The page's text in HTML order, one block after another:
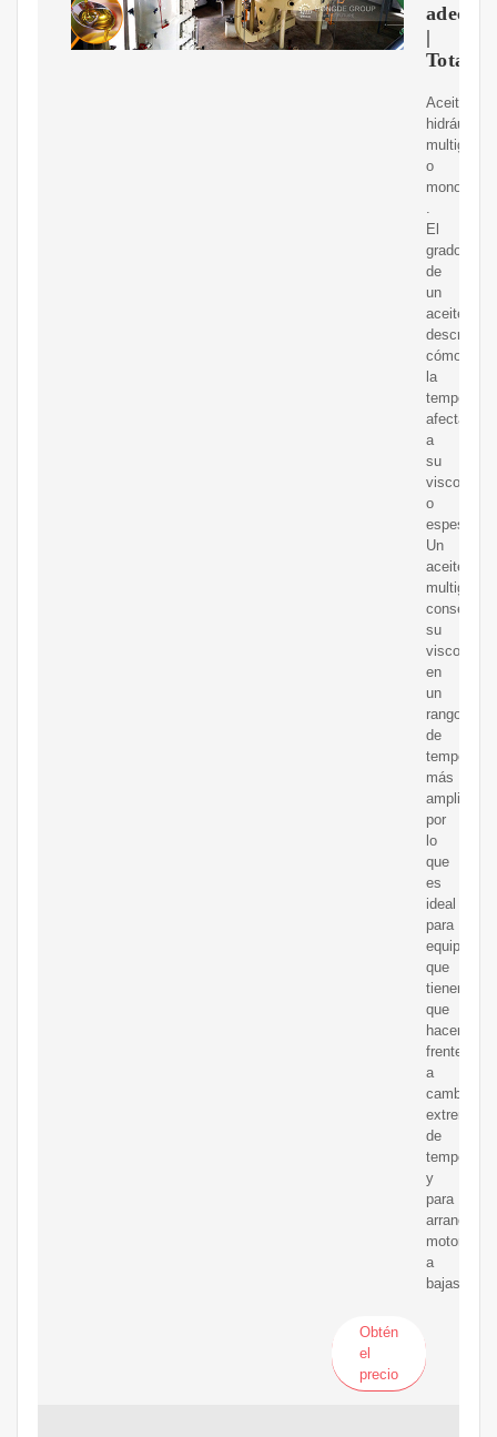
|
Aceite
hidráulico
multigrado
o
monogrado
El
grado
de
un
aceite
describe
cómo
la
afecta
a
su
o
espesor.
Un
aceite
multigrado
conservará
su
viscosidad
en
un
rango
de
más
amplio,
por
lo
que
es
ideal
para
equipos
que
tienen
que
hacer
frente
a
cambios
extremos
de
y
para
arrancar
motores
a
bajas
Obtén
el
precio